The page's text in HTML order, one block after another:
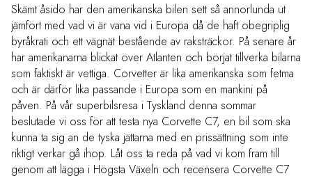
Skämt åsido har den amerikanska bilen sett så annorlunda ut
jämfört med vad vi är vana vid i Europa då de haft obegriplig
byråkrati och ett vägnät bestående av raksträckor. På senare år
har amerikanarna blickat över Atlanten och börjat tillverka bilarna
som faktiskt är vettiga. Corvetter är lika amerikanska som fetma
och är därför lika passande i Europa som en mankini på
påven. På vår superbilsresa i Tyskland denna sommar
beslutade vi oss för att testa nya Corvette C7, en bil som ska
kunna ta sig an de tyska jättarna med en prissättning som inte
riktigt verkar gå ihop. Låt oss ta reda på vad vi kom fram till
genom att lägga i Högsta Växeln och recensera Corvette C7